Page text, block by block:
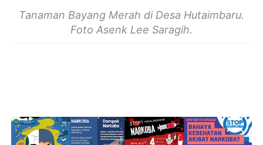
Tanaman Bayang Merah di Desa Hutaimbaru.
Foto Asenk Lee Saragih.